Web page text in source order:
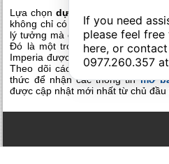
Lựa chọndự án Vinhomes Imperia
không chỉ có cho mình cuộc sống
lý tưởng mà đó còn là những giá
Đó là một trong những nét thú vị
Imperia được ưu ái sở hữu và
Theo dõi các bài viết tiếp theo
thức để nhận các thông tinmở
được cập nhật mới nhất từ chủ đầu
If you need
please feel
0977.260.357